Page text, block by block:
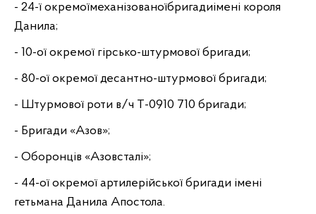
- 24-ї окремоїмеханізованоїбригадиімені короля
Данила;
- 10-ої окремої гірсько-штурмової бригади;
- 80-ої окремої десантно-штурмової бригади;
- Штурмової роти в/ч Т-0910 710 бригади;
- Бригади «Азов»;
- Оборонців «Азовсталі»;
- 44-ої окремої артилерійської бригади імені
гетьмана Данила Апостола.